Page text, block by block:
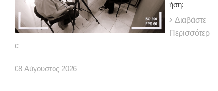
ήση:
Διαβάστε
Περισσότερ
α
08 Αύγουστος 2026